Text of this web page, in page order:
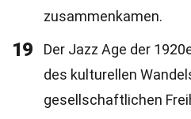
zusammenkamen.
19
Der Jazz Age der
des kulturellen
gesellschaftlichen